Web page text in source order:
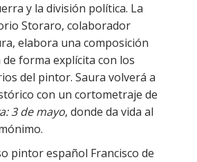
y la división política. La
Storaro, colaborador
elabora una composición
forma explícita con los
del pintor. Saura volverá a
con un cortometraje de
3 de mayo, donde da vida al
pintor español Francisco de